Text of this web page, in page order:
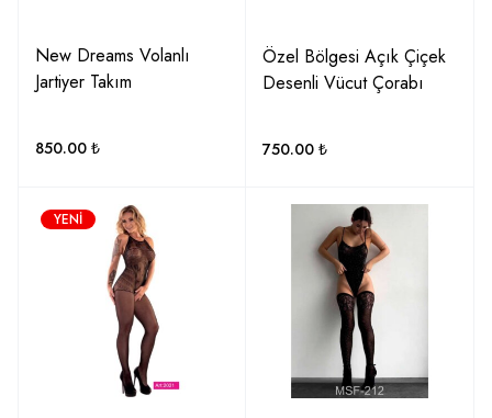
New Dreams Volanlı
Jartiyer Takım
850.00 ₺
Özel Bölgesi Açık Çiçek
Desenli Vücut Çorabı
750.00 ₺
YENI